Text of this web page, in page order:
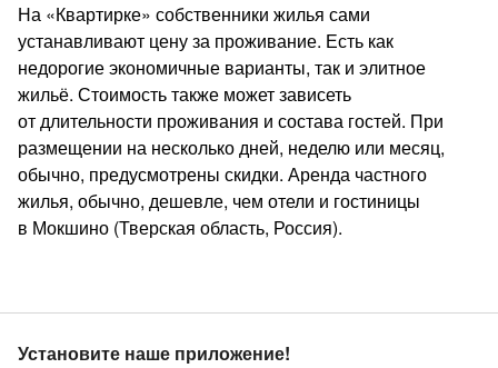
На «Квартирке» собственники жилья сами
устанавливают цену за проживание. Есть как
недорогие экономичные варианты, так и элитное
жильё. Стоимость также может зависеть
от длительности проживания и состава гостей. При
размещении на несколько дней, неделю или месяц,
обычно, предусмотрены скидки. Аренда частного
жилья, обычно, дешевле, чем отели и гостиницы
в Мокшино (Тверская область, Россия).
Установите наше приложение!